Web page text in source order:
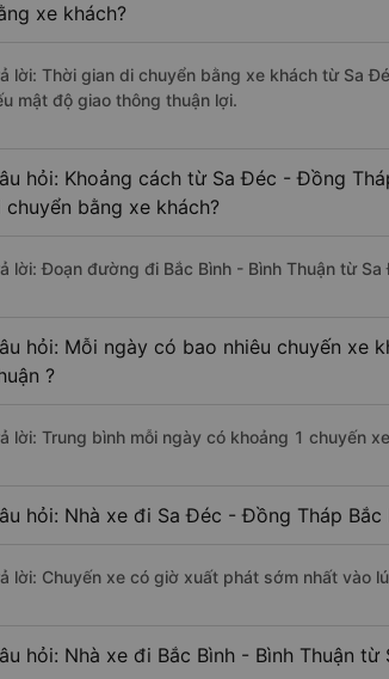
xe khách?
lời: Thời gian di chuyển bằng xe khách từ Sa
mật độ giao thông thuận lợi.
hỏi: Khoảng cách từ Sa Đéc - Đồng
chuyển bằng xe khách?
lời: Đoạn đường đi Bắc Bình - Bình Thuận từ
hỏi: Mỗi ngày có bao nhiêu chuyến xe
?
lời: Trung bình mỗi ngày có khoảng 1 chuyến
hỏi: Nhà xe đi Sa Đéc - Đồng Tháp
lời: Chuyến xe có giờ xuất phát sớm nhất vào
hỏi: Nhà xe đi Bắc Bình - Bình Thuận